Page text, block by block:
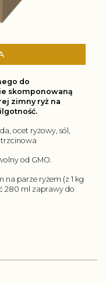
do
skomponowaną
zimny ryż na
ocet ryżowy, sól,
od GMO.
na parze ryżem (z 1 kg
280 ml zaprawy do